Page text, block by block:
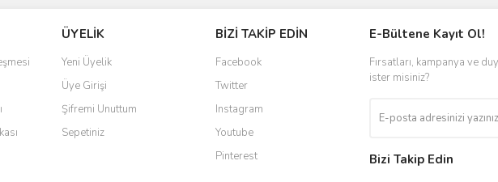
ÜYELİK
Yeni Üyelik
Üye Girişi
Şifremi Unuttum
Sepetiniz
BİZİ TAKİP EDİN
Facebook
Twitter
Instagram
Youtube
Pinterest
E-Bültene Kayıt Ol!
Fırsatları, kampanya ve
ister misiniz?
Bizi Takip Edin